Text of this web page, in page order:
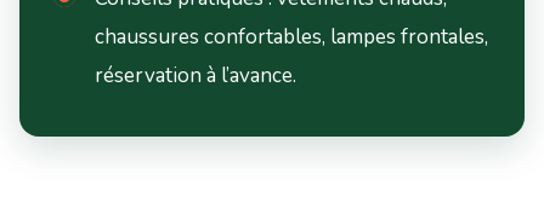
chaussures confortables, lampes frontales,
réservation à l’avance.